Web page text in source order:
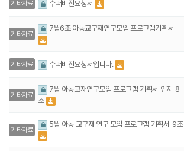
기타자료 수퍼비전요청서
기타자료
7월6조 아동교구재연구모임 프로그램기획서
기타자료 수퍼비전요청서입니다.
기타자료
7월 아동교재연구모임 프로그램 기획서 인지_8
조
기타자료
5월 아동 교구재 연구 모임 프로그램 기획서_9조